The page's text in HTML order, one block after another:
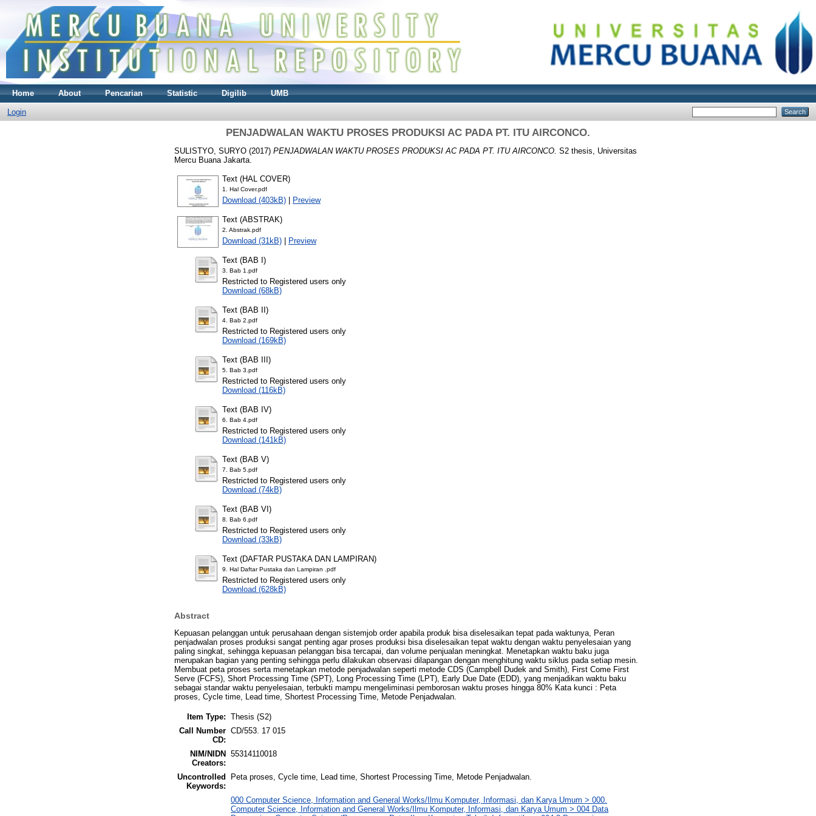
Home About Pencarian Statistic Digilib UMB
Login
PENJADWALAN WAKTU PROSES PRODUKSI AC PADA PT. ITU AIRCONCO.
SULISTYO, SURYO (2017) PENJADWALAN WAKTU PROSES PRODUKSI AC PADA PT. ITU AIRCONCO. S2 thesis, Universitas
Mercu Buana Jakarta.
Text (HAL COVER)
1. Hal Cover.pdf
Download (403kB) Preview
Text (ABSTRAK)
2. Abstrak.pdf
Download (31kB) Preview
Text (BAB I)
3. Bab 1.pdf
Restricted to Registered users only
Download (68kB)
Text (BAB II)
4. Bab 2.pdf
Restricted to Registered users only
Download (169kB)
Text (BAB III)
5. Bab 3.pdf
Restricted to Registered users only
Download (116kB)
Text (BAB IV)
6. Bab 4.pdf
Restricted to Registered users only
Download (141kB)
Text (BAB V)
7. Bab 5.pdf
Restricted to Registered users only
Download (74kB)
Text (BAB VI)
8. Bab 6.pdf
Restricted to Registered users only
Download (33kB)
Text (DAFTAR PUSTAKA DAN LAMPIRAN)
9. Hal Daftar Pustaka dan Lampiran .pdf
Restricted to Registered users only
Download (628kB)
Abstract
Kepuasan pelanggan untuk perusahaan dengan sistemjob order apabila produk bisa diselesaikan tepat pada waktunya, Peran
penjadwalan proses produksi sangat penting agar proses produksi bisa diselesaikan tepat waktu dengan waktu penyelesaian yang
paling singkat, sehingga kepuasan pelanggan bisa tercapai, dan volume penjualan meningkat. Menetapkan waktu baku juga
merupakan bagian yang penting sehingga perlu dilakukan observasi dilapangan dengan menghitung waktu siklus pada setiap mesin.
Membuat peta proses serta menetapkan metode penjadwalan seperti metode CDS (Campbell Dudek and Smith), First Come First
Serve (FCFS), Short Processing Time (SPT), Long Processing Time (LPT), Early Due Date (EDD), yang menjadikan waktu baku
sebagai standar waktu penyelesaian, terbukti mampu mengeliminasi pemborosan waktu proses hingga 80% Kata kunci : Peta
proses, Cycle time, Lead time, Shortest Processing Time, Metode Penjadwalan.
Item Type: Thesis (S2)
Call Number
CD:
CD/553. 17 015
NIM/NIDN
Creators:
55314110018
Uncontrolled
Keywords:
Peta proses, Cycle time, Lead time, Shortest Processing Time, Metode Penjadwalan.
000 Computer Science, Information and General Works/Ilmu Komputer, Informasi, dan Karya Umum > 000.
Computer Science, Information and General Works/Ilmu Komputer, Informasi, dan Karya Umum > 004 Data